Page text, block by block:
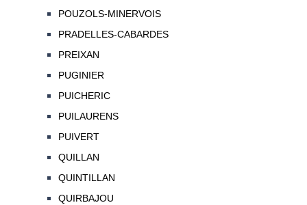
POUZOLS-MINERVOIS
PRADELLES-CABARDES
PREIXAN
PUGINIER
PUICHERIC
PUILAURENS
PUIVERT
QUILLAN
QUINTILLAN
QUIRBAJOU